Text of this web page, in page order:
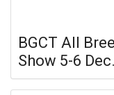
BGCT All
Show 5-6